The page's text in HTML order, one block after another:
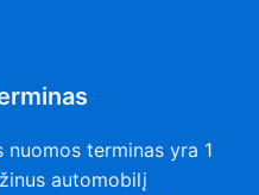
nuomos terminas yra 1
automobilį